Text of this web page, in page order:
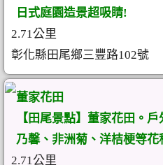
日式庭園造景超吸睛!
2.71公里
彰化縣田尾鄉三豐路102號
董家花田
【田尾景點】董家花田。
乃馨、非洲菊、洋桔梗等
2.71公里